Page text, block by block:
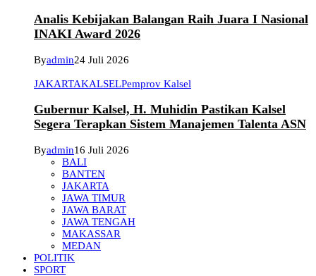
Analis Kebijakan Balangan Raih Juara I Nasional
INAKI Award 2026
Byadmin24 Juli 2026
JAKARTAKALSELPemprov Kalsel
Gubernur Kalsel, H. Muhidin Pastikan Kalsel
Segera Terapkan Sistem Manajemen Talenta ASN
Byadmin16 Juli 2026
BALI
BANTEN
JAKARTA
JAWA TIMUR
JAWA BARAT
JAWA TENGAH
MAKASSAR
MEDAN
POLITIK
SPORT